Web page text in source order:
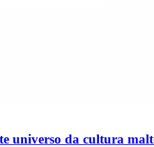
universo da cultura